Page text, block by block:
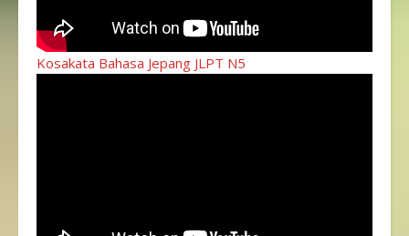
Kosakata Bahasa Jepang JLPT N5